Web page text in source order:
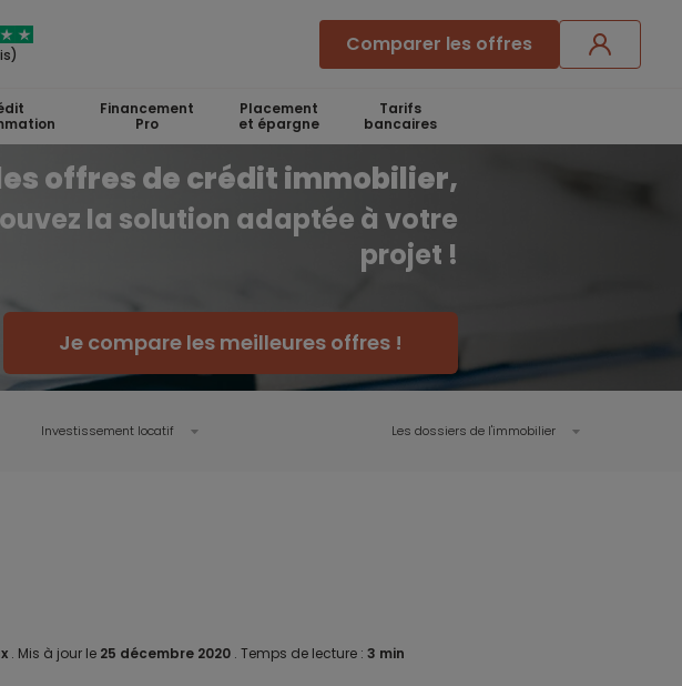
Comparer les offres
Financement
Pro
Placement
et épargne
Tarifs
bancaires
offres de crédit immobilier,
la solution adaptée à votre
projet !
Je compare les meilleures offres !
Investissement locatif Les dossiers de l'immobilier
. Mis à jour le 25 décembre 2020 . Temps de lecture : 3 min